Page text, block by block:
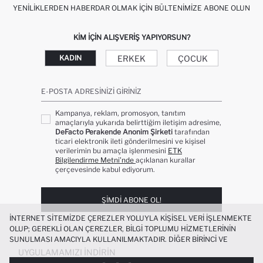
YENILIKLERDEN HABERDAR OLMAK İÇIN BÜLTENIMIZE ABONE OLUN
KIM IÇIN ALIŞVERIŞ YAPIYORSUN?
KADIN ERKEK ÇOCUK
E-POSTA ADRESINIZI GIRINIZ
Kampanya, reklam, promosyon, tanıtım
amaçlarıyla yukarıda belirttiğim iletişim adresime,
DeFacto Perakende Anonim Şirketi tarafından
ticari elektronik ileti gönderilmesini ve kişisel
verilerimin bu amaçla işlenmesini ETK
Bilgilendirme Metni’nde açıklanan kurallar
çerçevesinde kabul ediyorum.
ŞIMDI ABONE OL!
UYGULAMAMIZI İNDIRIN
İNTERNET SITEMIZDE ÇEREZLER YOLUYLA KIŞISEL VERI IŞLENMEKTE
OLUP; GEREKLI OLAN ÇEREZLER, BILGI TOPLUMU HIZMETLERININ
SUNULMASI AMACIYLA KULLANILMAKTADIR. DIĞER BIRINCI VE
ÜÇÜNCÜ TARAF ÇEREZLER ISE SIZE DAHA IYI BIR ALIŞVERIŞ
DENEYIMI SUNULABILMESI, SITEMIZIN DAHA IŞLEVSEL KILINMASI VE